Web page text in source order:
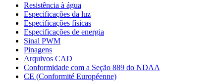
Resistência à água
Especificações da luz
Especificações físicas
Especificações de energia
Sinal PWM
Pinagens
Arquivos CAD
Conformidade com a Seção 889 do NDAA
CE (Conformité Européenne)